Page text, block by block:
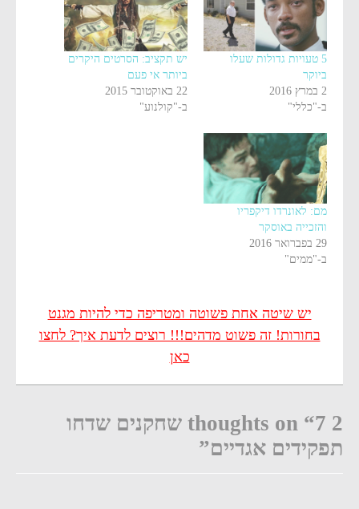
5 טעויות גדולות שעלו
ביוקר
2 במרץ 2016
ב-"כללי"
יש תקציב: הסרטים היקרים
ביותר אי פעם
22 באוקטובר 2015
ב-"קולנוע"
מם: לאונרדו דיקפריו
והזכייה באוסקר
29 בפברואר 2016
ב-"ממים"
יש שיטה אחת פשוטה ומטריפה כדי להיות מגנט
בחורות! זה פשוט מדהים!!! רוצים לדעת איך? לחצו
כאן
2 thoughts on “7 שחקנים שדחו
תפקידים אגדיים”